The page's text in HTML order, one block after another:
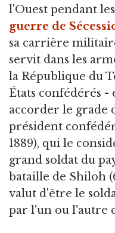
l'Ouest pendant
guerre de
sa carrière
servit dans les
la République du
États confédérés -
accorder le grade
président
1889), qui le
grand soldat du
bataille de Shiloh
valut d'être le
par l'un ou l'autre